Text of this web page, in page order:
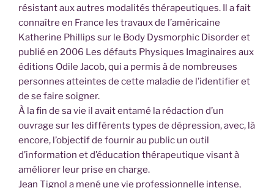
résistant aux autres modalités thérapeutiques. Il a fait
connaître en France les travaux de l’américaine
Katherine Phillips sur le Body Dysmorphic Disorder et
publié en 2006 Les défauts Physiques Imaginaires aux
éditions Odile Jacob, qui a permis à de nombreuses
personnes atteintes de cette maladie de l’identifier et
de se faire soigner.
À la fin de sa vie il avait entamé la rédaction d’un
ouvrage sur les différents types de dépression, avec, là
encore, l’objectif de fournir au public un outil
d’information et d’éducation thérapeutique visant à
améliorer leur prise en charge.
Jean Tignol a mené une vie professionnelle intense,